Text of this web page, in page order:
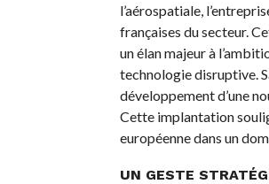
l’aérospatiale,
françaises du secteur.
un élan majeur à
technologie disruptive.
développement d’une
Cette implantation
européenne dans un
UN GESTE